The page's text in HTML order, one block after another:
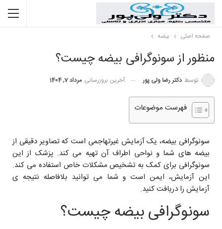
صفحه اصلی بیضه
منظور از سونوگرافی بیضه چیست؟
توسط دکتر رضا ولی پور آخرین بروزرسانی مرداد 7, 1404
فهرست موضوعات
سونوگرافی بیضه، ‌یک آزمایش غیرتهاجمی است که تصاویر دقیقی از
بیضه های شما و نواحی اطراف آن تهیه می کند. پزشک از این
سونوگرافی برای کمک به تشخیص مشکلات خاص استفاده می کند.
این آزمایش، ایمن است و شما می توانید بلافاصله نتیجه ی
آزمایش را دریافت کنید.
سونوگرافی بیضه چیست؟